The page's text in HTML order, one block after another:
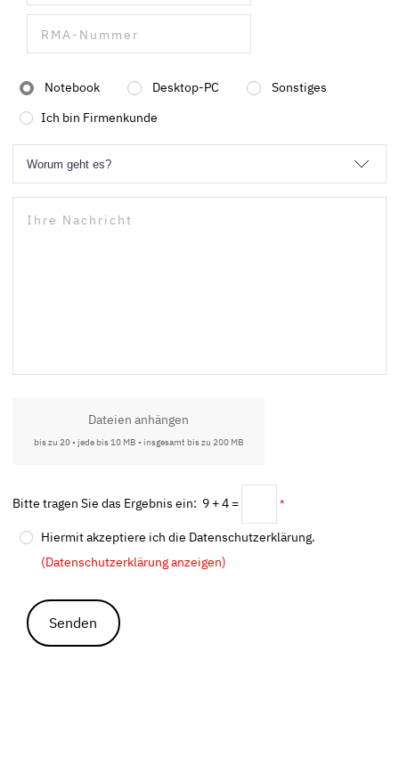
Notebook Desktop-PC
Sonstiges
Ich bin Firmenkunde
Dateien anhängen
bis zu 20 • jede bis 10 MB • insgesamt bis zu 200 MB
Bitte tragen Sie das Ergebnis ein: 9 + 4 = *
Hiermit akzeptiere ich die Datenschutzerklärung.
(Datenschutzerklärung anzeigen)
Senden